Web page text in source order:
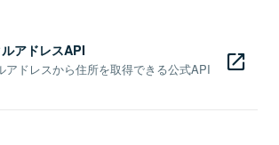
アドレスAPI
アドレスから住所を取得できる公式API